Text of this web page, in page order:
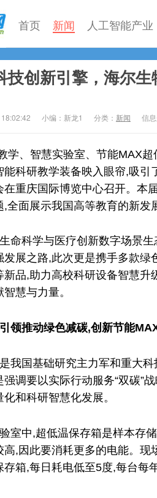
首页 新闻 人工智能产业
技创新引擎，海尔
小编：新龙1 分类： 新闻 信息
学、智慧实验室、节能MAX
能科研教学装备映入眼帘,吸
在重庆国际博览中心召开。本
,全面展示我国高等教育的新发
命科学与医疗创新数字场景
发展之路,此次更是携手多款
新品,助力高校科研设备智慧升
慧与力量。
领推动绿色减碳,创新节能
我国基础研究主力军和重大
强调要以实际行动服务“双碳”
和科研智慧化发展。
室中,超低温保存箱是样本存
高,因此要消耗更多的电能。现
存箱,每日耗电低至5度,每台每